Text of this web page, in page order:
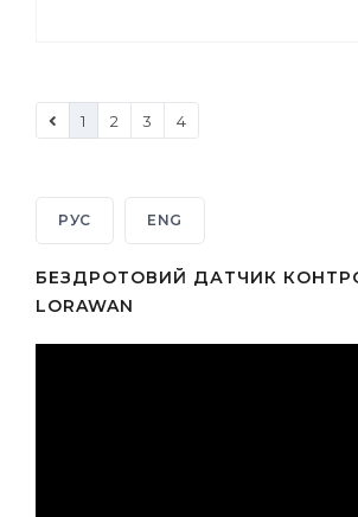
1 2 3 4
РУС ENG
БЕЗДРОТОВИЙ ДАТЧИК
LORAWAN